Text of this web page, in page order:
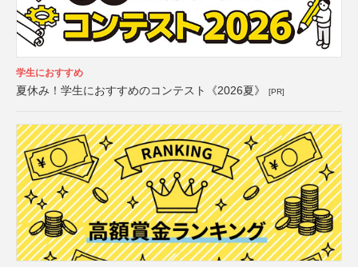
学生におすすめ
夏休み！学生におすすめのコンテスト《2026夏》 [PR]